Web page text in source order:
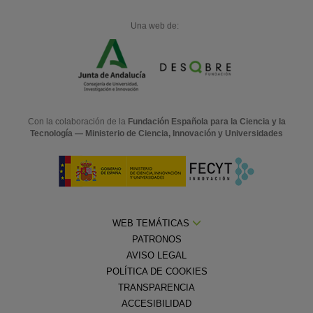
Una web de:
Con la colaboración de la Fundación Española para la Ciencia y la
Tecnología — Ministerio de Ciencia, Innovación y Universidades
WEB TEMÁTICAS
PATRONOS
AVISO LEGAL
POLÍTICA DE COOKIES
TRANSPARENCIA
ACCESIBILIDAD